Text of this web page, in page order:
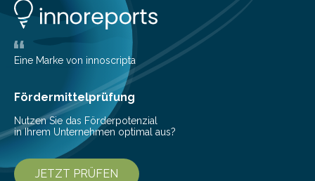
ausgeschickt. Theoretische Astrophysiker der Goethe-
Universität haben jetzt einen numerischen Code
entwickelt, mit dem sie mathematisch hoch präzise
beschreiben…
Eine Marke von innoscripta
Fördermittelprüfung
Nutzen Sie das Förderpotenzial
in Ihrem Unternehmen optimal aus?
JETZT PRÜFEN